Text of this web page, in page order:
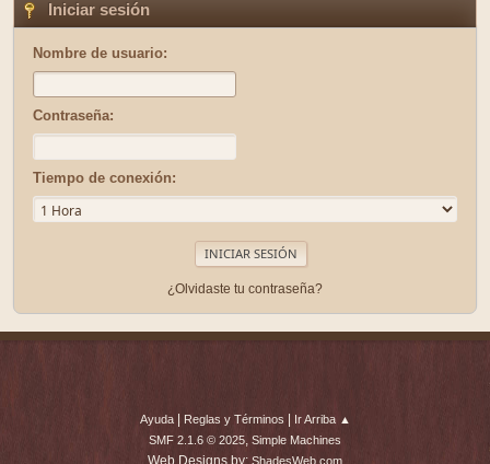
Iniciar sesión
Nombre de usuario:
Contraseña:
Tiempo de conexión:
¿Olvidaste tu contraseña?
Ayuda| Reglas y Términos
Ir Arriba ▲
SMF 2.1.6 © 2025, Simple Machines
ShadesWeb.com